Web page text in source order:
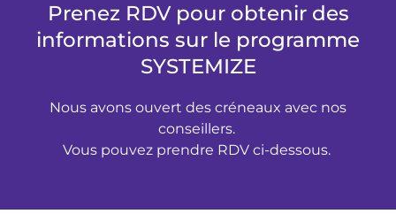
Prenez RDV pour obtenir des
informations sur le programme
SYSTEMIZE
Nous avons ouvert des créneaux avec nos
conseillers.
Vous pouvez prendre RDV ci-dessous.